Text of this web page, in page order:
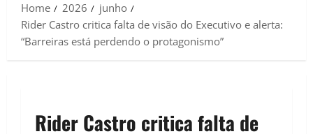
Home
2026
junho
Rider Castro critica falta de visão do Executivo e alerta:
“Barreiras está perdendo o protagonismo”
Rider Castro critica falta de